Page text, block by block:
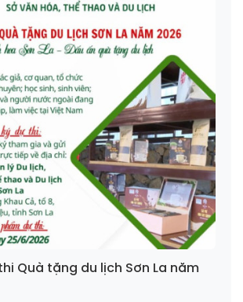
Quà tặng du lịch Sơn La năm